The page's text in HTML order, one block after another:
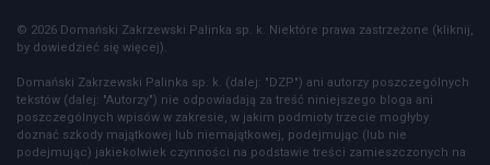
© 2026 Domański Zakrzewski Palinka sp. k. Niektóre prawa zastrzeżone (kliknij,
by dowiedzieć się więcej).
Domański Zakrzewski Palinka sp. k. (dalej: "DZP") ani autorzy poszczególnych
tekstów (dalej: "Autorzy") nie odpowiadają za treść niniejszego bloga ani
poszczególnych wpisów w zakresie, w jakim podmioty trzecie mogłyby
doznać szkody majątkowej lub niemajątkowej, podejmując (lub nie
podejmując) jakiekolwiek czynności na podstawie treści zamieszczonych na